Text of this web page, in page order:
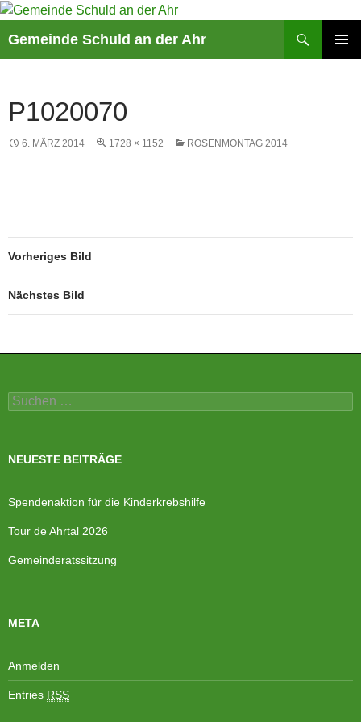
Gemeinde Schuld an der Ahr
P1020070
6. MÄRZ 2014 1728 × 1152 ROSENMONTAG 2014
Vorheriges Bild
Nächstes Bild
Suchen
nach:
NEUESTE BEITRÄGE
Spendenaktion für die Kinderkrebshilfe
Tour de Ahrtal 2026
Gemeinderatssitzung
META
Anmelden
Entries RSS